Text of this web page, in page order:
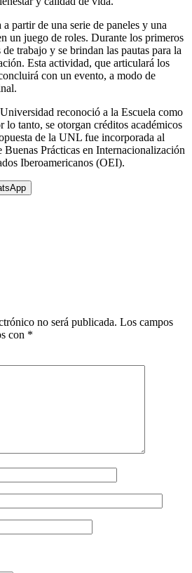
partir de una serie de paneles y una
un juego de roles. Durante los primeros
trabajo y se brindan las pautas para la
Esta actividad, que articulará los
con un evento, a modo de
reconoció a la Escuela como
lo tanto, se otorgan créditos académicos
de la UNL fue incorporada al
Prácticas en Internacionalización
Iberoamericanos (OEI).
no será publicada. Los campos
con *